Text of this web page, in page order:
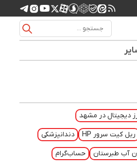
دیجیتال در مشهد
ریل کیت سرور HP دندانپزشکی
آب طبرستان حساب‌گرام